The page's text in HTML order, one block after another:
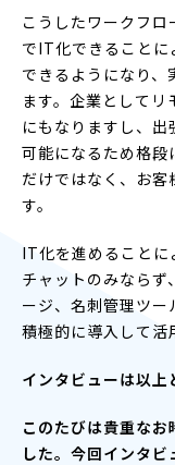
こうしたワークフ
でIT化できることに
できるようになり
ます。企業として
にもなりますし、
可能になるため格段
だけではなく、お客
す。
IT化を進めることに
チャットのみなら
ージ、名刺管理ツ
積極的に導入して活
インタビューは以上
このたびは貴重な
した。今回インタ